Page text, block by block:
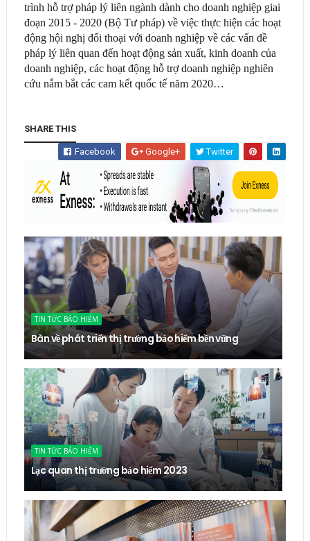
trình hỗ trợ pháp lý liên ngành dành cho doanh nghiệp giai
đoạn 2015 - 2020 (Bộ Tư pháp) về việc thực hiện các hoạt
động hội nghị đối thoại với doanh nghiệp về các vấn đề
pháp lý liên quan đến hoạt động sản xuất, kinh doanh của
doanh nghiệp, các hoạt động hỗ trợ doanh nghiệp nghiên
cứu nắm bắt các cam kết quốc tế năm 2020…
SHARE THIS
Facebook Google+ Twitter
TIN TỨC BẢO HIỂM
Bàn về phát triển thị trường bảo hiểm bền vững
TIN TỨC BẢO HIỂM
Lạc quan thị trường bảo hiểm 2023